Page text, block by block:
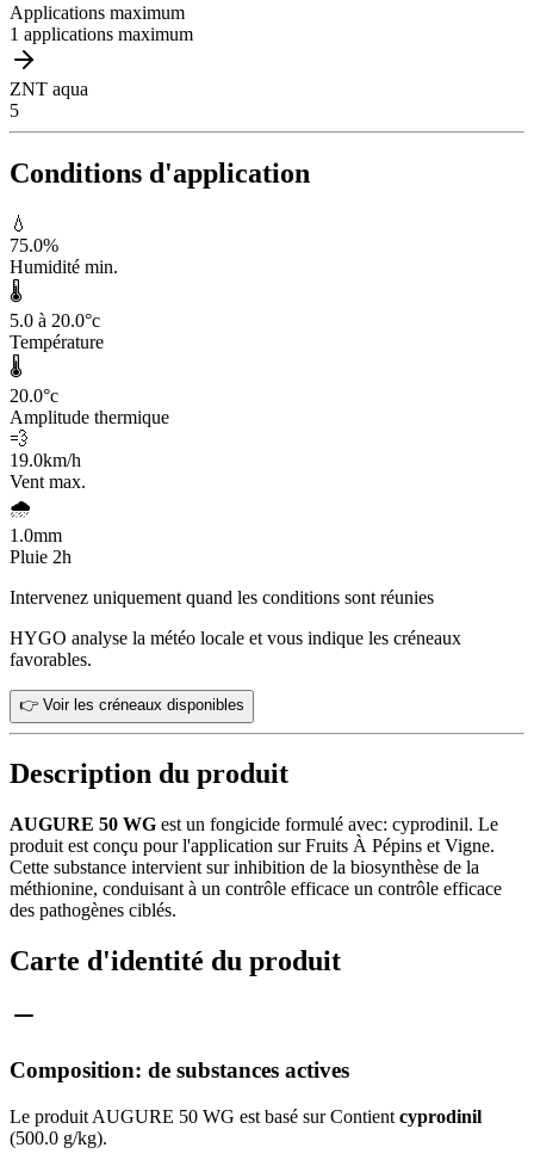
Applications maximum
1 applications maximum
ZNT aqua
5
Conditions d'application
💧
75.0%
Humidité min.
🌡️
5.0 à 20.0°c
Température
🌡️
20.0°c
Amplitude thermique
💨
19.0km/h
Vent max.
🌧️
1.0mm
Pluie 2h
Intervenez uniquement quand les conditions sont réunies
HYGO analyse la météo locale et vous indique les créneaux
favorables.
👉 Voir les créneaux disponibles
Description du produit
AUGURE 50 WG est un fongicide formulé avec: cyprodinil. Le
produit est conçu pour l'application sur Fruits À Pépins et Vigne.
Cette substance intervient sur inhibition de la biosynthèse de la
méthionine, conduisant à un contrôle efficace un contrôle efficace
des pathogènes ciblés.
Carte d'identité du produit
Composition: de substances actives
Le produit AUGURE 50 WG est basé sur Contient cyprodinil
(500.0 g/kg).